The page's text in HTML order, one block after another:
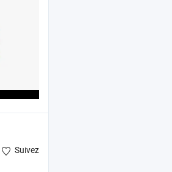
Suivez